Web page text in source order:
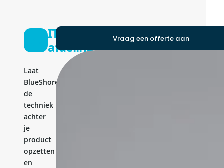
IT-
afdeling
Laat
BlueShores
de
techniek
achter
je
product
opzetten
en
Vraag een offerte aan